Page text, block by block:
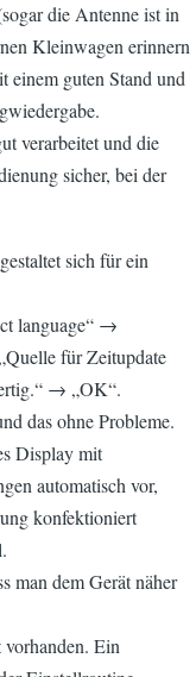
die Antenne ist in
Kleinwagen erinnern
einem guten Stand und
verarbeitet und die
sicher, bei der
sich für ein
language“ →
für Zeitupdate
→ „OK“.
das ohne Probleme.
Display mit
automatisch vor,
konfektioniert
man dem Gerät näher
Ein